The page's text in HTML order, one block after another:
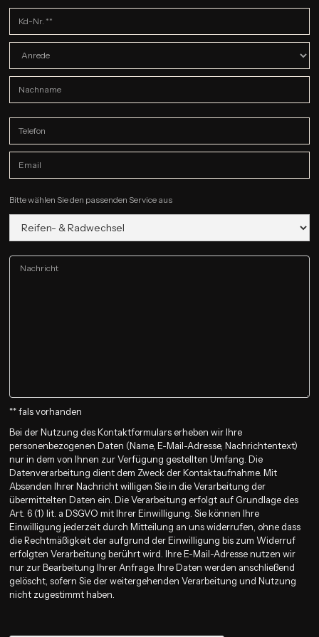
Bitte wählen Sie den passenden Service aus
** fals vorhanden
Bei der Nutzung des Kontaktformulars erheben wir Ihre
personenbezogenen Daten (Name, E-Mail-Adresse, Nachrichtentext)
nur in dem von Ihnen zur Verfügung gestellten Umfang. Die
Datenverarbeitung dient dem Zweck der Kontaktaufnahme. Mit
Absenden Ihrer Nachricht willigen Sie in die Verarbeitung der
übermittelten Daten ein. Die Verarbeitung erfolgt auf Grundlage des
Art. 6 (1) lit. a DSGVO mit Ihrer Einwilligung. Sie können Ihre
Einwilligung jederzeit durch Mitteilung an uns widerrufen, ohne dass
die Rechtmäßigkeit der aufgrund der Einwilligung bis zum Widerruf
erfolgten Verarbeitung berührt wird. Ihre E-Mail-Adresse nutzen wir
nur zur Bearbeitung Ihrer Anfrage. Ihre Daten werden anschließend
gelöscht, sofern Sie der weitergehenden Verarbeitung und Nutzung
nicht zugestimmt haben.